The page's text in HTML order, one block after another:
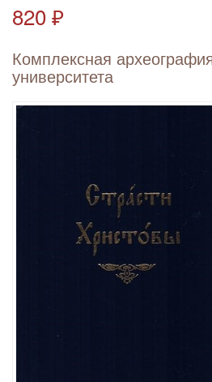
820 ₽
Комплексная
университета